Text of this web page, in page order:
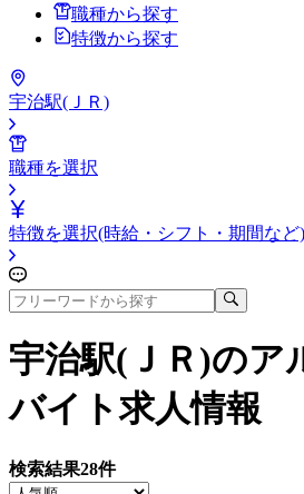
職種から探す
特徴から探す
宇治駅(ＪＲ)
職種を選択
特徴を選択(時給・シフト・期間など)
宇治駅(ＪＲ)のア
バイト求人情報
検索結果28件